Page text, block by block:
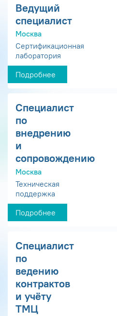
Ведущий
специалист
Москва
Сертификационная
лаборатория
Подробнее
Специалист
по
внедрению
и
сопровождению
Москва
Техническая
поддержка
Подробнее
Специалист
по
ведению
контрактов
и учёту
ТМЦ